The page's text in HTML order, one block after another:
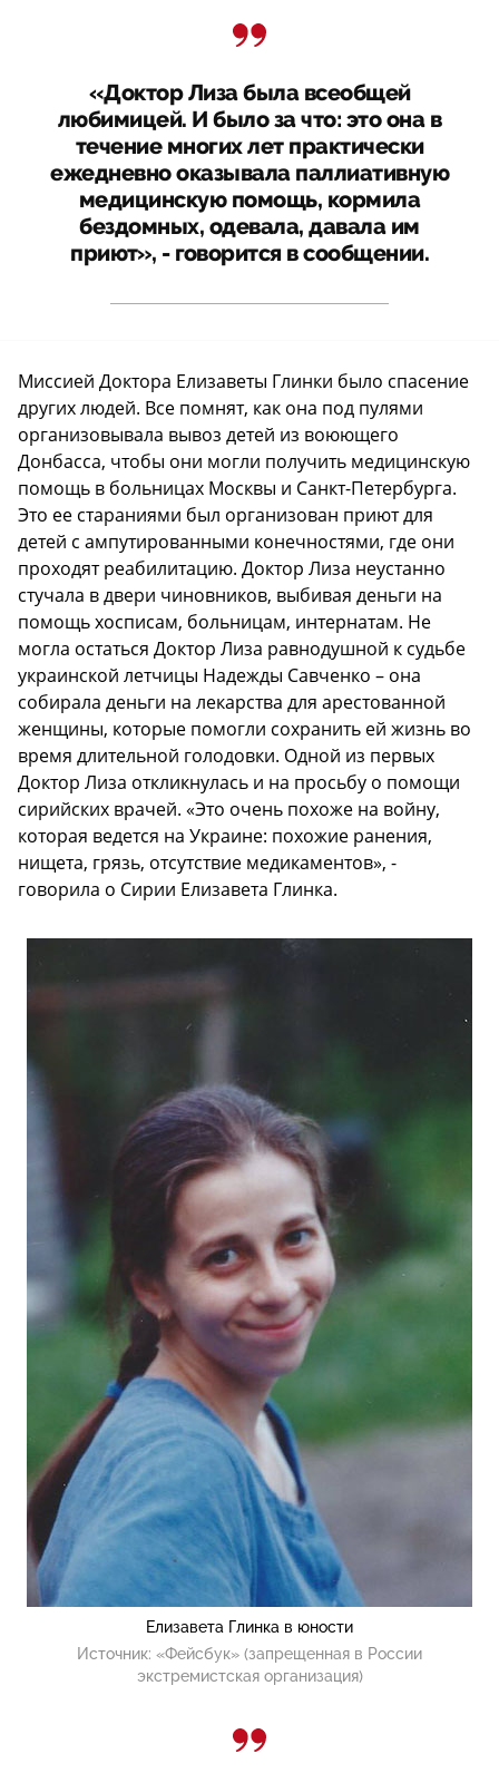
«Доктор Лиза была всеобщей
любимицей. И было за что: это она в
течение многих лет практически
ежедневно оказывала паллиативную
медицинскую помощь, кормила
бездомных, одевала, давала им
приют», - говорится в сообщении.
Миссией Доктора Елизаветы Глинки было спасение
других людей. Все помнят, как она под пулями
организовывала вывоз детей из воюющего
Донбасса, чтобы они могли получить медицинскую
помощь в больницах Москвы и Санкт-Петербурга.
Это ее стараниями был организован приют для
детей с ампутированными конечностями, где они
проходят реабилитацию. Доктор Лиза неустанно
стучала в двери чиновников, выбивая деньги на
помощь хосписам, больницам, интернатам. Не
могла остаться Доктор Лиза равнодушной к судьбе
украинской летчицы Надежды Савченко – она
собирала деньги на лекарства для арестованной
женщины, которые помогли сохранить ей жизнь во
время длительной голодовки. Одной из первых
Доктор Лиза откликнулась и на просьбу о помощи
сирийских врачей. «Это очень похоже на войну,
которая ведется на Украине: похожие ранения,
нищета, грязь, отсутствие медикаментов», -
говорила о Сирии Елизавета Глинка.
Елизавета Глинка в юности
Источник: «Фейсбук» (запрещенная в России
экстремистская организация)